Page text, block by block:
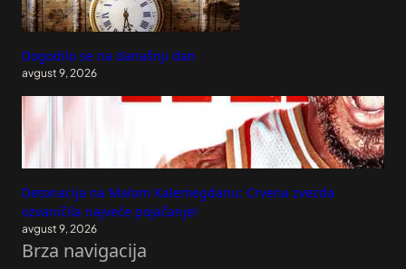
Dogodilo se na današnji dan
avgust 9, 2026
Detonacija na Malom Kalemegdanu: Crvena zvezda
ozvaničila najveće pojačanje!
avgust 9, 2026
Brza navigacija